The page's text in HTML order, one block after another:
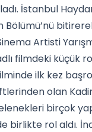
İstanbul
Artisti
filmdeki küçük
ilk kez
olan
birçok
rol aldı.